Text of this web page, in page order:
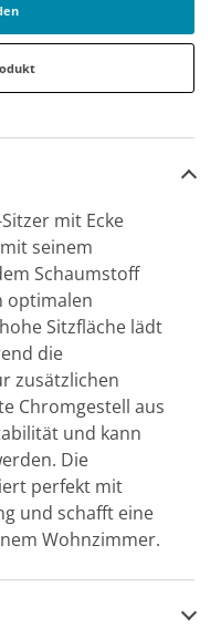
Sitzer mit Ecke
seinem
Schaumstoff
optimalen
Sitzfläche lädt
die
zusätzlichen
Chromgestell aus
und kann
Die
perfekt mit
und schafft eine
Wohnzimmer.